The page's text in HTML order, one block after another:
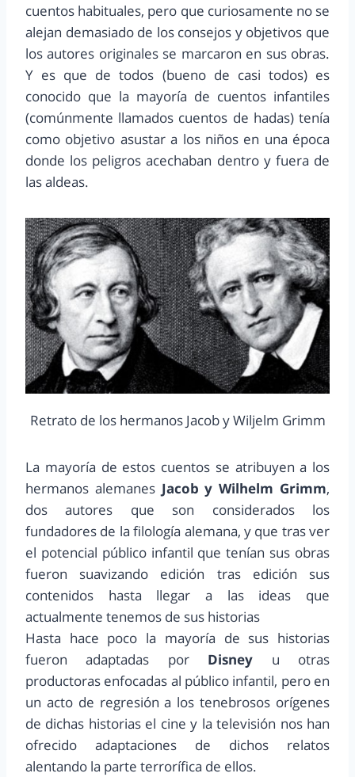
cuentos habituales, pero que curiosamente no se
alejan demasiado de los consejos y objetivos que
los autores originales se marcaron en sus obras.
Y es que de todos (bueno de casi todos) es
conocido que la mayoría de cuentos infantiles
(comúnmente llamados cuentos de hadas) tenía
como objetivo asustar a los niños en una época
donde los peligros acechaban dentro y fuera de
las aldeas.
Retrato de los hermanos Jacob y Wiljelm Grimm
La mayoría de estos cuentos se atribuyen a los
hermanos alemanes Jacob y Wilhelm Grimm,
dos autores que son considerados los
fundadores de la filología alemana, y que tras ver
el potencial público infantil que tenían sus obras
fueron suavizando edición tras edición sus
contenidos hasta llegar a las ideas que
actualmente tenemos de sus historias
Hasta hace poco la mayoría de sus historias
fueron adaptadas por Disney u otras
productoras enfocadas al público infantil, pero en
un acto de regresión a los tenebrosos orígenes
de dichas historias el cine y la televisión nos han
ofrecido adaptaciones de dichos relatos
alentando la parte terrorífica de ellos.